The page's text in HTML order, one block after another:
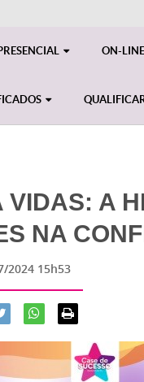
ON-LINE
A
NA
2024 15h53